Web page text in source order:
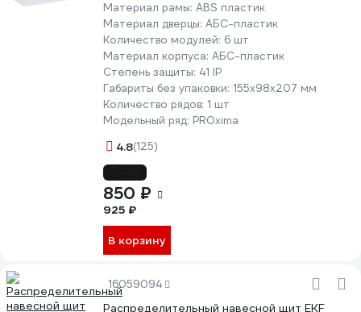
Материал рамы: ABS пластик
Материал дверцы: АБС-пластик
Количество модулей: 6 шт
Материал корпуса: АБС-пластик
Степень защиты: 41 IP
Габариты без упаковки: 155х98х207 мм
Количество рядов: 1 шт
Модельный ряд: PROxima
4.8(125)
850 ₽
925 ₽
В корзину
16059094
Распределительный навесной щит EKF